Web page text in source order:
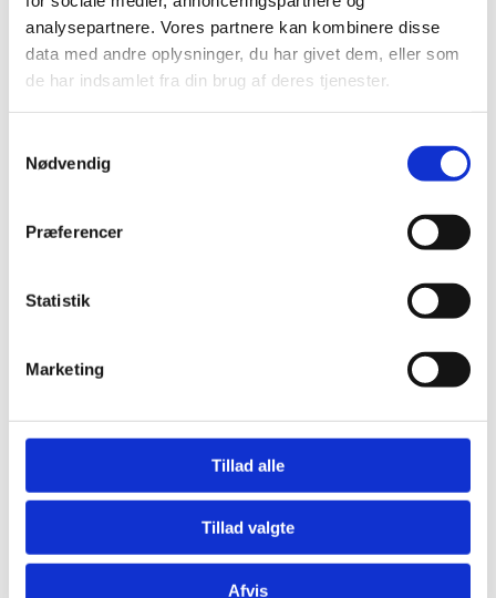
analysepartnere. Vores partnere kan kombinere disse
data med andre oplysninger, du har givet dem, eller som
de har indsamlet fra din brug af deres tjenester.
Nødvendig
Præferencer
Statistik
Marketing
Tillad alle
Tillad valgte
Afvis
gachoic1
Skriv en kommentar
Krævede felter er
her..